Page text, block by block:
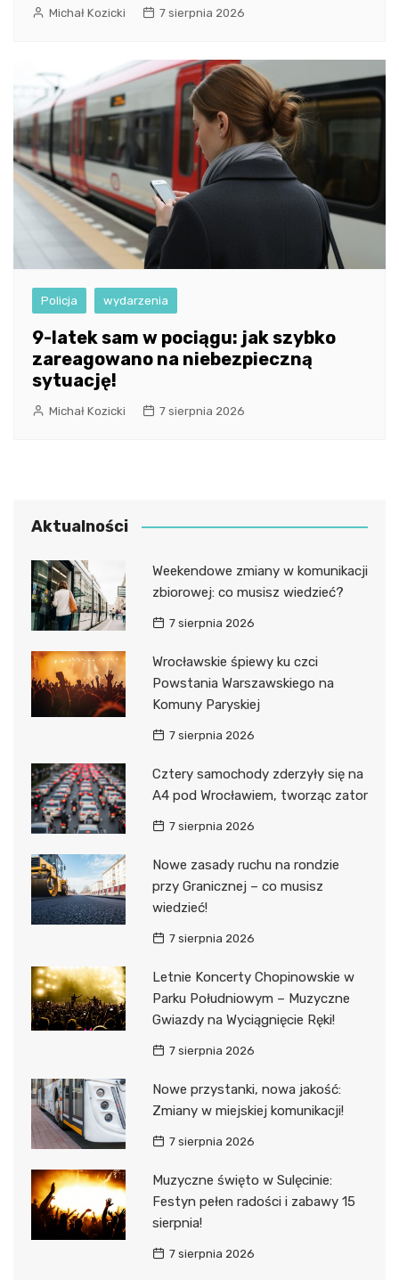
Michał Kozicki 7 sierpnia 2026
Policja wydarzenia
9-latek sam w pociągu: jak szybko
zareagowano na niebezpieczną
sytuację!
Michał Kozicki 7 sierpnia 2026
Aktualności
Weekendowe zmiany w komunikacji
zbiorowej: co musisz wiedzieć?
7 sierpnia 2026
Wrocławskie śpiewy ku czci
Powstania Warszawskiego na
Komuny Paryskiej
7 sierpnia 2026
Cztery samochody zderzyły się na
A4 pod Wrocławiem, tworząc zator
7 sierpnia 2026
Nowe zasady ruchu na rondzie
przy Granicznej – co musisz
wiedzieć!
7 sierpnia 2026
Letnie Koncerty Chopinowskie w
Parku Południowym – Muzyczne
Gwiazdy na Wyciągnięcie Ręki!
7 sierpnia 2026
Nowe przystanki, nowa jakość:
Zmiany w miejskiej komunikacji!
7 sierpnia 2026
Muzyczne święto w Sulęcinie:
Festyn pełen radości i zabawy 15
sierpnia!
7 sierpnia 2026